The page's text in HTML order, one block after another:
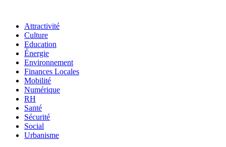
Attractivité
Culture
Education
Énergie
Environnement
Finances Locales
Mobilité
Numérique
RH
Santé
Sécurité
Social
Urbanisme